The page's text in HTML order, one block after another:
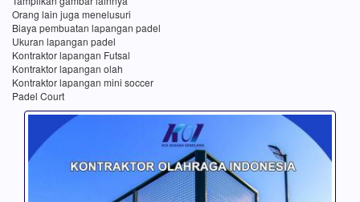
Orang lain juga menelusuri
Biaya pembuatan lapangan padel
Ukuran lapangan padel
Kontraktor lapangan Futsal
Kontraktor lapangan olah
Kontraktor lapangan mini soccer
Padel Court